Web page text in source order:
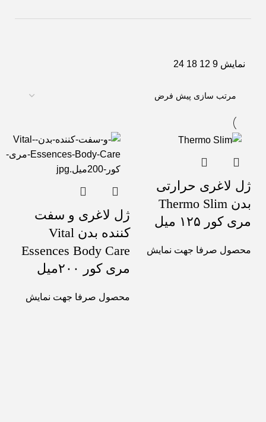
نمایش 9
12
18
24
ژل لاغری حرارتی
بدن Thermo Slim
مری کور ۱۲۵ میل
محصول صرفا جهت نمایش
ژل لاغری و سفت
کننده بدن Vital
Essences Body Care
مری کور ۲۰۰میل
محصول صرفا جهت نمایش